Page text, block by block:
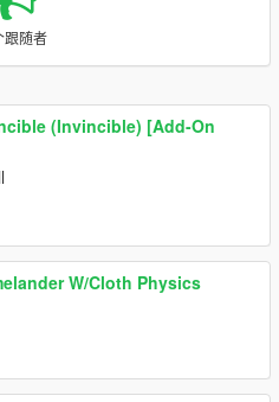
跟随者
(Invincible) [Add-On
W/Cloth Physics